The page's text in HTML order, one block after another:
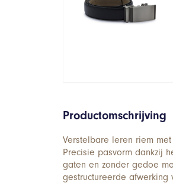
Productomschrijving
Verstelbare leren riem
Precisie pasvorm dankzij
gaten en zonder gedoe
gestructureerde